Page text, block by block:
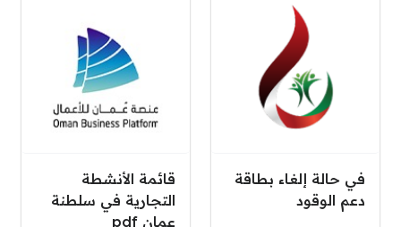
في حالة إلغاء بطاقة
دعم الوقود
قائمة الأنشطة
التجارية في سلطنة
عمان pdf